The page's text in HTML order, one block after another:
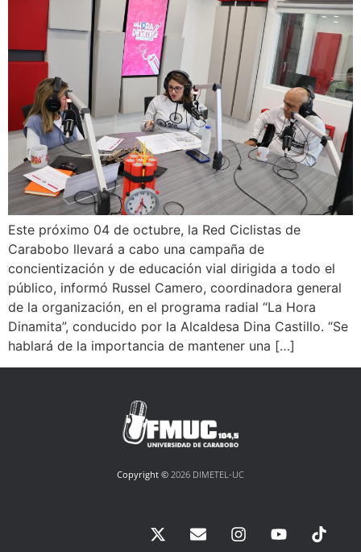
Este próximo 04 de octubre, la Red Ciclistas de
Carabobo llevará a cabo una campaña de
concientización y de educación vial dirigida a todo el
público, informó Russel Camero, coordinadora general
de la organización, en el programa radial “La Hora
Dinamita”, conducido por la Alcaldesa Dina Castillo. “Se
hablará de la importancia de mantener una […]
Copyright © 2026 DIMETEL-UC